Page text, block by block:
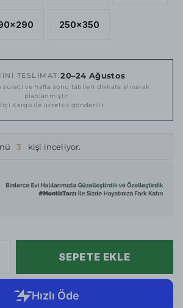
250x350
TESLİMAT:20–24 Ağustos
süreci ve hafta sonu tatilleri dikkate alınarak
planlanmıştır
Kargo ile ücretsiz gönderilir
3 kişi inceliyor.
SEPETE EKLE